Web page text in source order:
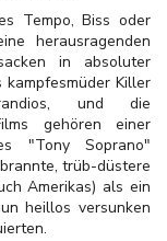
Tempo, Biss oder
herausragenden
in absoluter
Killer
und die
gehören einer
"Tony Soprano"
trüb-düstere
Amerikas) als ein
heillos versunken